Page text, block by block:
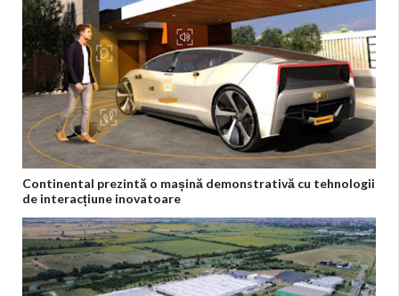
Continental prezintă o mașină demonstrativă cu tehnologii
de interacțiune inovatoare